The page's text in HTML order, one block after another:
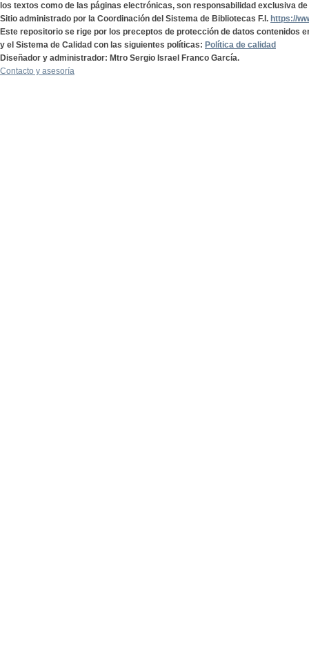
los textos como de las páginas electrónicas, son responsabilidad exclusiva
Sitio administrado por la Coordinación del Sistema de Bibliotecas F.I. https://
Este repositorio se rige por los preceptos de protección de datos contenidos
y el Sistema de Calidad con las siguientes políticas: Política de calidad
Diseñador y administrador: Mtro Sergio Israel Franco García.
Contacto y asesoría